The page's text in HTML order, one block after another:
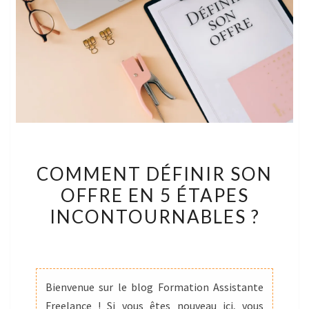
DÉFINIR
SON
OFFRE
ÉTAPES
INCONTOURNABLES
COMMENT DÉFINIR SON
OFFRE EN 5 ÉTAPES
INCONTOURNABLES ?
Bienvenue sur le blog Formation Assistante
Freelance ! Si vous êtes nouveau ici, vous